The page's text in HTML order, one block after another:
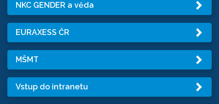
NKC GENDER a věda
EURAXESS ČR
MŠMT
Vstup do intranetu